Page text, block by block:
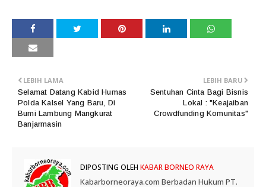
LEBIH BARU
Sentuhan Cinta Bagi Bisnis
Lokal : "Keajaiban
Crowdfunding Komunitas"
LEBIH LAMA
Selamat Datang Kabid Humas
Polda Kalsel Yang Baru, Di
Bumi Lambung Mangkurat
Banjarmasin
DIPOSTING OLEH KABAR BORNEO RAYA
Kabarborneoraya.com Berbadan Hukum PT.